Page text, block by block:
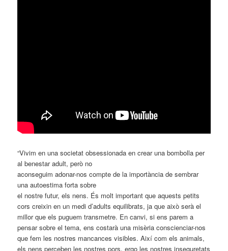
“Vivim en una societat obsessionada en crear una bombolla per
al benestar adult, però no
aconseguim adonar-­nos compte de la importància de sembrar
una autoestima forta sobre
el nostre futur, els nens. És molt important que aquests petits
cors creixin en un medi d’adults equilibrats, ja que això serà el
millor que els puguem transmetre. En canvi, si ens parem a
pensar sobre el tema, ens costarà una misèria conscienciar­-nos
que fem les nostres mancances visibles. Així com els animals,
els nens perceben les nostres pors, ergo les nostres inseguretats